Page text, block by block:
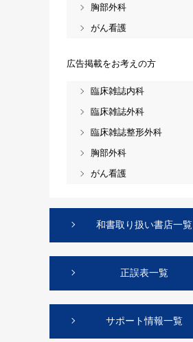
胸部外科
がん看護
広告掲載をお考えの方
臨床雑誌内科
臨床雑誌外科
臨床雑誌整形外科
胸部外科
がん看護
和書取り扱い書店一覧
正誤表一覧
サポート情報一覧